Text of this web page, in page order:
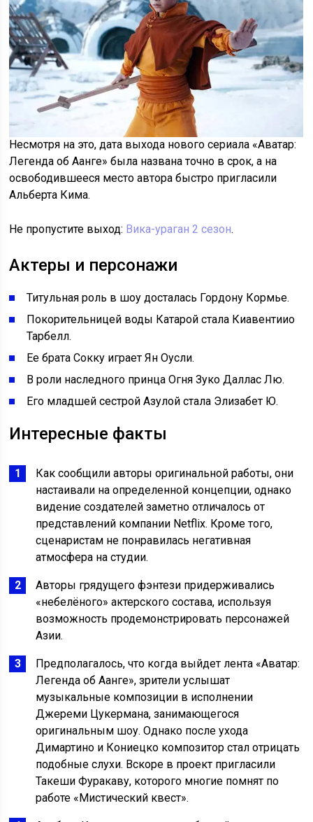
Несмотря на это, дата выхода нового сериала «Аватар:
Легенда об Аанге» была названа точно в срок, а на
освободившееся место автора быстро пригласили
Альберта Кима.
Не пропустите выход: Вика-ураган 2 сезон.
Актеры и персонажи
Титульная роль в шоу досталась Гордону Кормье.
Покорительницей воды Катарой стала Киавентиио
Тарбелл.
Ее брата Сокку играет Ян Оусли.
В роли наследного принца Огня Зуко Даллас Лю.
Его младшей сестрой Азулой стала Элизабет Ю.
Интересные факты
Как сообщили авторы оригинальной работы, они
настаивали на определенной концепции, однако
видение создателей заметно отличалось от
представлений компании Netflix. Кроме того,
сценаристам не понравилась негативная
атмосфера на студии.
Авторы грядущего фэнтези придерживались
«небелёного» актерского состава, используя
возможность продемонстрировать персонажей
Азии.
Предполагалось, что когда выйдет лента «Аватар:
Легенда об Аанге», зрители услышат
музыкальные композиции в исполнении
Джереми Цукермана, занимающегося
оригинальным шоу. Однако после ухода
Димартино и Кониецко композитор стал отрицать
подобные слухи. Вскоре в проект пригласили
Такеши Фуракаву, которого многие помнят по
работе «Мистический квест».